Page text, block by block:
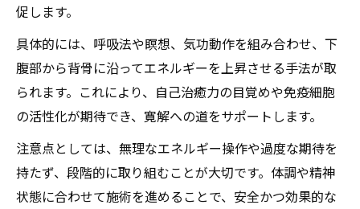
促します。
具体的には、呼吸法や瞑想、気功動作を組み合わせ、下
腹部から背骨に沿ってエネルギーを上昇させる手法が取
られます。これにより、自己治癒力の目覚めや免疫細胞
の活性化が期待でき、寛解への道をサポートします。
注意点としては、無理なエネルギー操作や過度な期待を
持たず、段階的に取り組むことが大切です。体調や精神
状態に合わせて施術を進めることで、安全かつ効果的な